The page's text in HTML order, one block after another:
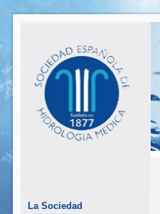
La Sociedad